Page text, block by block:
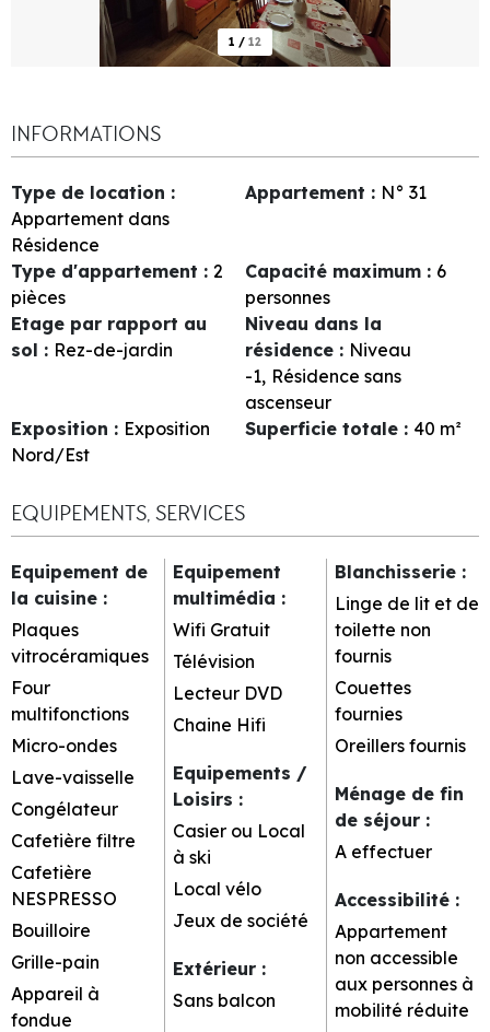
1 / 12
INFORMATIONS
Type de location :
Appartement dans
Résidence
Appartement : N° 31
Type d'appartement : 2
pièces
Capacité maximum : 6
personnes
Etage par rapport au
sol : Rez-de-jardin
Niveau dans la
résidence : Niveau
-1 Résidence sans
ascenseur
Exposition : Exposition
Nord/Est
Superficie totale : 40 m²
EQUIPEMENTS, SERVICES
Equipement de
la cuisine :
Plaques
vitrocéramiques
Four
multifonctions
Micro-ondes
Lave-vaisselle
Congélateur
Cafetière filtre
Cafetière
NESPRESSO
Bouilloire
Grille-pain
Appareil à
fondue
Equipement
multimédia :
Wifi Gratuit
Télévision
Lecteur DVD
Chaine Hifi
Equipements /
Loisirs :
Casier ou Local
à ski
Local vélo
Jeux de société
Extérieur :
Sans balcon
Blanchisserie :
Linge de lit et de
toilette non
fournis
Couettes
fournies
Oreillers fournis
Ménage de fin
de séjour :
A effectuer
Accessibilité :
Appartement
non accessible
aux personnes à
mobilité réduite